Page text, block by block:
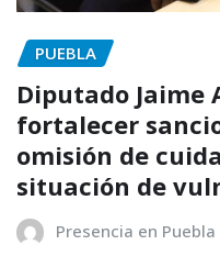
PUEBLA
Diputado Jaime
fortalecer
omisión de
situación de
Presencia en Puebla